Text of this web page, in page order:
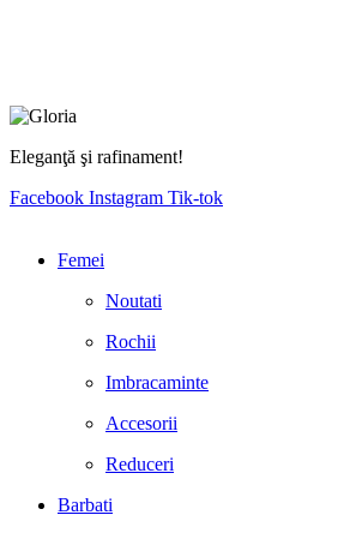
Eleganţă şi rafinament!
Facebook Instagram Tik-tok
Femei
Noutati
Rochii
Imbracaminte
Accesorii
Reduceri
Barbati